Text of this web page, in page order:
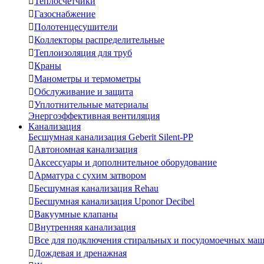
Газоснабжение
Полотенцесушители
Коллекторы распределительные
Теплоизоляция для труб
Краны
Манометры и термометры
Обслуживание и защита
Уплотнительные материалы
Энергоэффективная вентиляция
Канализация
Бесшумная канализация Geberit Silent-PP
Автономная канализация
Аксессуары и дополнительное оборудование
Арматура с сухим затвором
Бесшумная канализация Rehau
Бесшумная канализация Uponor Decibel
Вакуумные клапаны
Внутренняя канализация
Все для подключения стиральных и посудомоечных
Дождевая и дренажная